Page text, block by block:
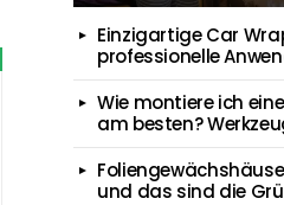
Einzigartige Car
professionelle
Wie montiere ich
am besten?
und das sind die